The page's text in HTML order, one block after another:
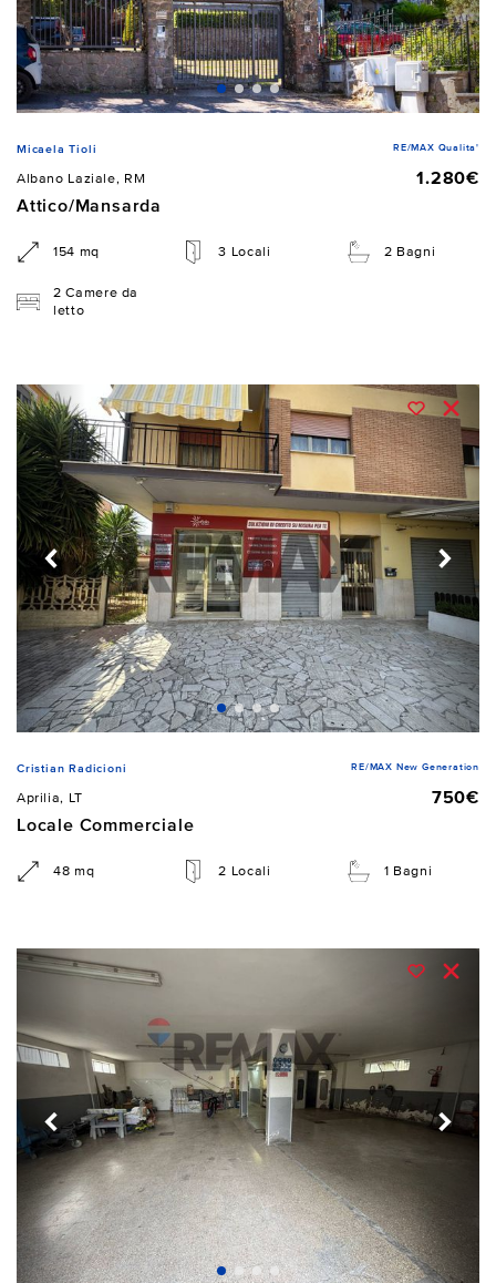
Micaela Tioli RE/MAX Qualita'
Albano Laziale, RM
1.280€
Attico/Mansarda
154 mq 3 Locali 2 Bagni
2 Camere da
letto
Cristian Radicioni RE/MAX New Generation
Aprilia, LT
750€
Locale Commerciale
48 mq 2 Locali 1 Bagni